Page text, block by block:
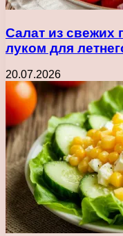
Салат из свежих
луком для
20.07.2026